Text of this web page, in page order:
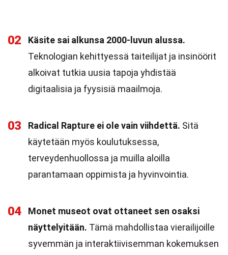
02
Käsite sai alkunsa 2000-luvun alussa.
Teknologian kehittyessä taiteilijat ja insinöörit
alkoivat tutkia uusia tapoja yhdistää
digitaalisia ja fyysisiä maailmoja.
03 Radical Rapture ei ole vain viihdettä. Sitä
käytetään myös koulutuksessa,
terveydenhuollossa ja muilla aloilla
parantamaan oppimista ja hyvinvointia.
04
Monet museot ovat ottaneet sen osaksi
näyttelyitään. Tämä mahdollistaa vierailijoille
syvemmän ja interaktiivisemman kokemuksen